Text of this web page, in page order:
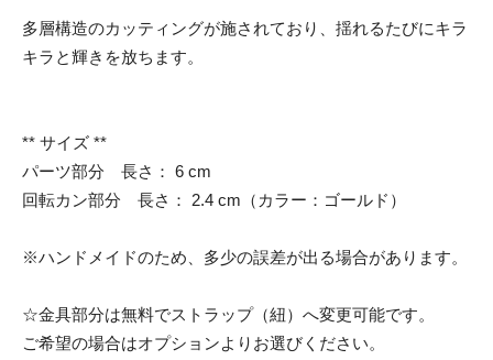
多層構造のカッティングが施されており、揺れるたびにキラ
キラと輝きを放ちます。
** サイズ **
パーツ部分 長さ： 6 cm
回転カン部分 長さ： 2.4 cm（カラー：ゴールド）
※ハンドメイドのため、多少の誤差が出る場合があります。
☆金具部分は無料でストラップ（紐）へ変更可能です。
ご希望の場合はオプションよりお選びください。